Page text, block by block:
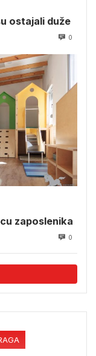
ostajali duže
0
zaposlenika
0